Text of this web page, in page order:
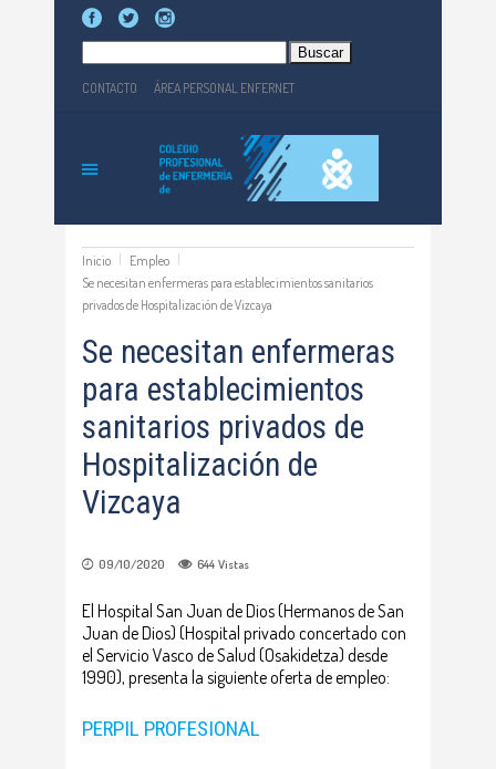
CONTACTO ÁREA PERSONAL ENFERNET
Inicio
Empleo
Se necesitan enfermeras para establecimientos sanitarios
privados de Hospitalización de Vizcaya
Se necesitan enfermeras
para establecimientos
sanitarios privados de
Hospitalización de
Vizcaya
09/10/2020 644 Vistas
El Hospital San Juan de Dios (Hermanos de San
Juan de Dios) (Hospital privado concertado con
el Servicio Vasco de Salud (Osakidetza) desde
1990), presenta la siguiente oferta de empleo:
PERPIL PROFESIONAL